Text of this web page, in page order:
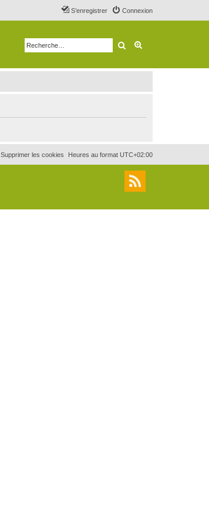
Connexion
S’enregistrer
Rechercher
Heures au format UTC+02:00
Supprimer les cookies